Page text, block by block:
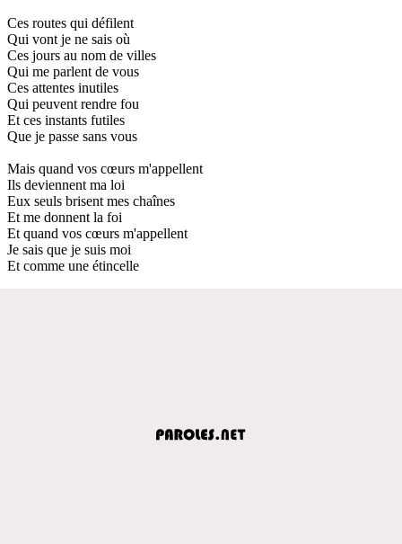
Ces routes qui défilent
Qui vont je ne sais où
Ces jours au nom de villes
Qui me parlent de vous
Ces attentes inutiles
Qui peuvent rendre fou
Et ces instants futiles
Que je passe sans vous
Mais quand vos cœurs m'appellent
Ils deviennent ma loi
Eux seuls brisent mes chaînes
Et me donnent la foi
Et quand vos cœurs m'appellent
Je sais que je suis moi
Et comme une étincelle